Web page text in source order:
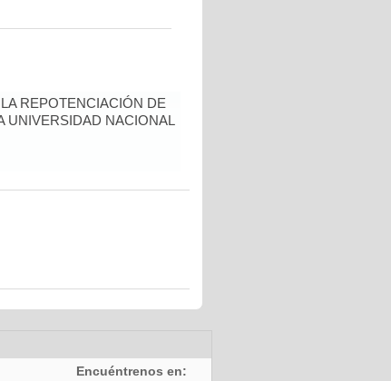
REPOTENCIACIÓN DE
UNIVERSIDAD NACIONAL
Encuéntrenos en: